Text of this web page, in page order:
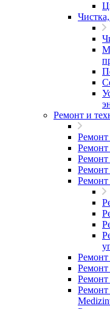
Ремонт и
Ремонт
Ремонт
Ремонт
Ремонт
Ремонт
Ремонт
Ремонт